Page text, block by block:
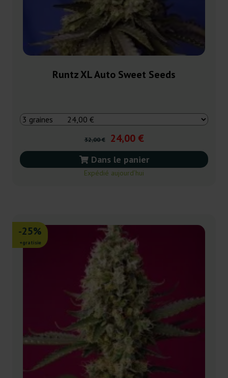
Runtz XL Auto Sweet Seeds
32,00 € 24,00 €
Dans le panier
Expédié aujourd’hui
-25%
+gratisie